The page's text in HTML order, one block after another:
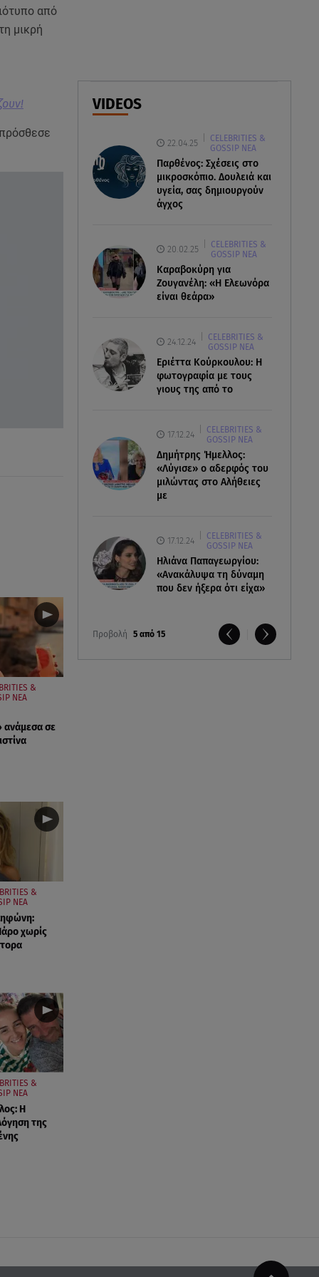
06.08.26 , 23:41
Βασιλική Ανδρίτσου: Ξεκίνησε
τις διακοπές με τον σύζυγο και
VIDEOS
22.04.25
CELEBRITIES &
GOSSIP ΝΕΑ
Παρθένος: Σχέσεις στο
μικροσκόπιο. Δουλειά και
υγεία, σας δημιουργούν
άγχος
20.02.25
CELEBRITIES &
GOSSIP ΝΕΑ
Καραβοκύρη για
Ζουγανέλη: «Η Ελεωνόρα
είναι θεάρα»
24.12.24
CELEBRITIES &
GOSSIP ΝΕΑ
Εριέττα Κούρκουλου: Η
φωτογραφία με τους
γιους της από το
17.12.24
CELEBRITIES &
GOSSIP ΝΕΑ
Δημήτρης Ήμελλος:
«Λύγισε» ο αδερφός του
μιλώντας στο Αλήθειες
με
17.12.24
CELEBRITIES &
GOSSIP ΝΕΑ
Ηλιάνα Παπαγεωργίου:
«Ανακάλυψα τη δύναμη
που δεν ήξερα ότι είχα»
Προβολή 5 από 15
από
μικρή
&
ΝΕΑ
σε
&
ΝΕΑ
χωρίς
&
ΝΕΑ
Η
της